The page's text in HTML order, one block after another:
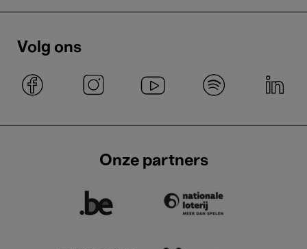
Volg ons
Onze partners